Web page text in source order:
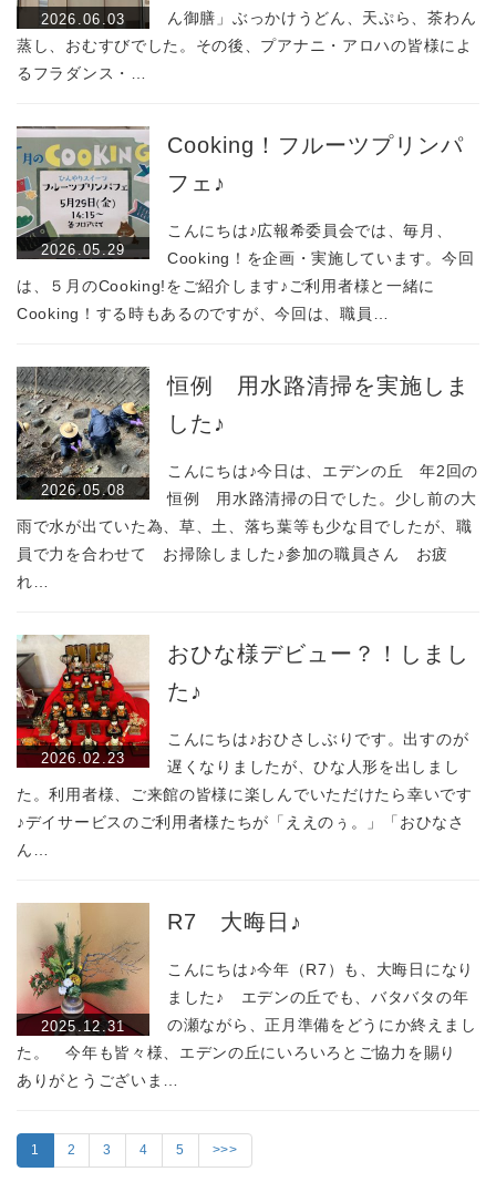
2026.06.03
ん御膳」ぶっかけうどん、天ぷら、茶わん
蒸し、おむすびでした。その後、プアナニ・アロハの皆様によ
るフラダンス・…
2026.05.29
Cooking！フルーツプリンパ
フェ♪
こんにちは♪広報希委員会では、毎月、
Cooking！を企画・実施しています。今回
は、５月のCooking!をご紹介します♪ご利用者様と一緒に
Cooking！する時もあるのですが、今回は、職員…
2026.05.08
恒例 用水路清掃を実施しま
した♪
こんにちは♪今日は、エデンの丘 年2回の
恒例 用水路清掃の日でした。少し前の大
雨で水が出ていた為、草、土、落ち葉等も少な目でしたが、職
員で力を合わせて お掃除しました♪参加の職員さん お疲
れ…
2026.02.23
おひな様デビュー？！しまし
た♪
こんにちは♪おひさしぶりです。出すのが
遅くなりましたが、ひな人形を出しまし
た。利用者様、ご来館の皆様に楽しんでいただけたら幸いです
♪デイサービスのご利用者様たちが「ええのぅ。」「おひなさ
ん…
2025.12.31
R7 大晦日♪
こんにちは♪今年（R7）も、大晦日になり
ました♪ エデンの丘でも、バタバタの年
の瀬ながら、正月準備をどうにか終えまし
た。 今年も皆々様、エデンの丘にいろいろとご協力を賜り
ありがとうございま…
1 2 3 4 5 >>>